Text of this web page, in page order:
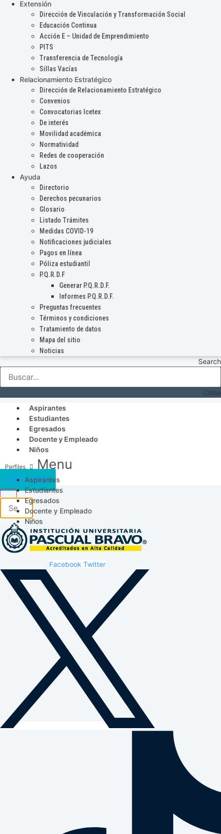
Extensión
Dirección de Vinculación y Transformación Social
Educación Continua
Acción E – Unidad de Emprendimiento
PITS
Transferencia de Tecnología
Sillas Vacías
Relacionamiento Estratégico
Dirección de Relacionamiento Estratégico
Convenios
Convocatorias Icetex
De interés
Movilidad académica
Normatividad
Redes de cooperación
Lazos
Ayuda
Directorio
Derechos pecunarios
Glosario
Listado Trámites
Medidas COVID-19
Notificaciones judiciales
Pagos en línea
Póliza estudiantil
P.Q.R.D.F
Generar P.Q.R.D.F.
Informes P.Q.R.D.F.
Preguntas frecuentes
Términos y condiciones
Tratamiento de datos
Mapa del sitio
Noticias
Search
Close
Aspirantes
Estudiantes
Egresados
Docente y Empleado
Niños
Menu
Aspirantes
Estudiantes
Egresados
Docente y Empleado
Niños
Acceso SICAU
Facebook Twitter